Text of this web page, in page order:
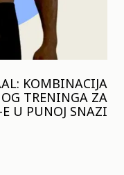
KOMBINACIJA
TRENINGA ZA
U PUNOJ SNAZI